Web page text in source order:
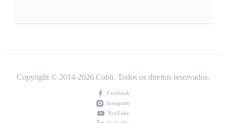
Copyright © 2014-2026 Cobli. Todos os direitos reservados.
Facebook
Instagram
YouTube